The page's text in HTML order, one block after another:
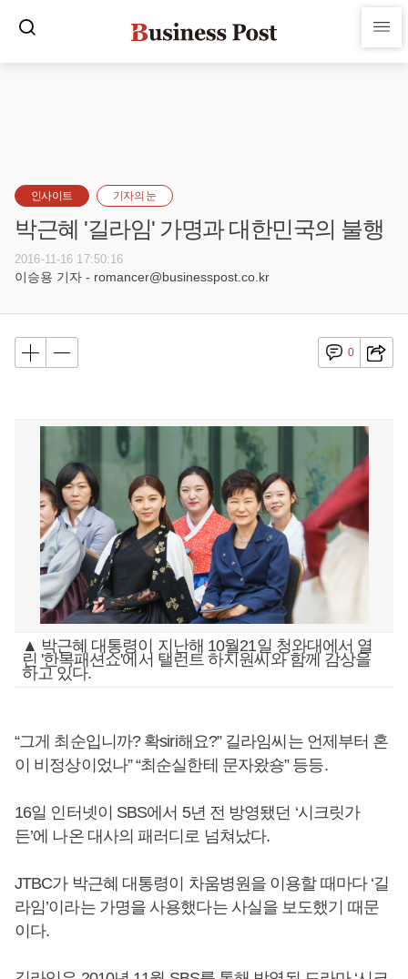
인사이트 기자의 눈
박근혜 '길라임' 가명과 대한민국의 불행
2016-11-16 17:50:16
이승용 기자 - romancer@businesspost.co.kr
0
▲ 박근혜 대통령이 지난해 10월21일 청와대에서 열
린 '한복패션쇼'에서 탤런트 하지원씨와 함께 감상을
하고 있다.
“그게 최순입니까? 확siri해요?” 길라임씨는 언제부터 혼
이 비정상이었나” “최순실한테 문자왔숑” 등등.
16일 인터넷이 SBS에서 5년 전 방영됐던 ‘시크릿가
든’에 나온 대사의 패러디로 넘쳐났다.
JTBC가 박근혜 대통령이 차움병원을 이용할 때마다 ‘길
라임’이라는 가명을 사용했다는 사실을 보도했기 때문
이다.